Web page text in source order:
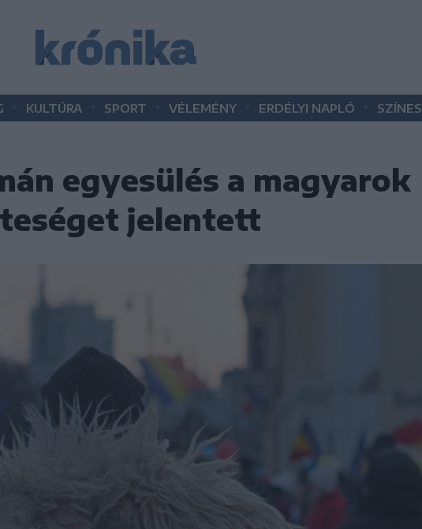
KULTÚRA SPORT VÉLEMÉNY ERDÉLYI NAPLÓ SZÍNES
egyesülés a magyarok
jelentett